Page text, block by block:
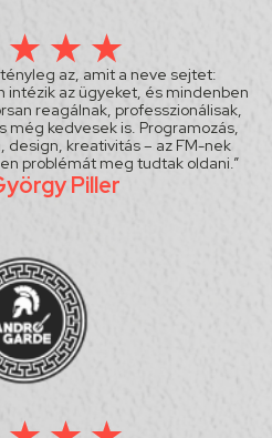
az, amit a neve sejtet:
intézik az ügyeket, és mindenben
reagálnak, professzionálisak,
még kedvesek is. Programozás,
design, kreativitás – az FM-nek
problémát meg tudtak oldani.”
Piller